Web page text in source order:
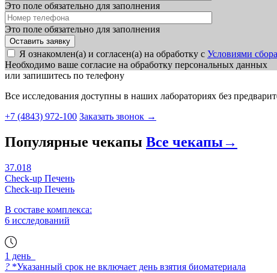
Это поле обязательно для заполнения
Это поле обязательно для заполнения
Я ознакомлен(а) и согласен(а) на обработку с Условиями
Необходимо ваше согласие на обработку персональных данных
или запишитесь по телефону
Все исследования доступны в наших лабораториях без
+7 (4843) 972-100 Заказать звонок →
Популярные чекапы Все чекапы→
37.018
Check-up Печень
Check-up Печень
В составе комплекса:
6 исследований
1 день
? *Указанный срок не включает день взятия биоматериала